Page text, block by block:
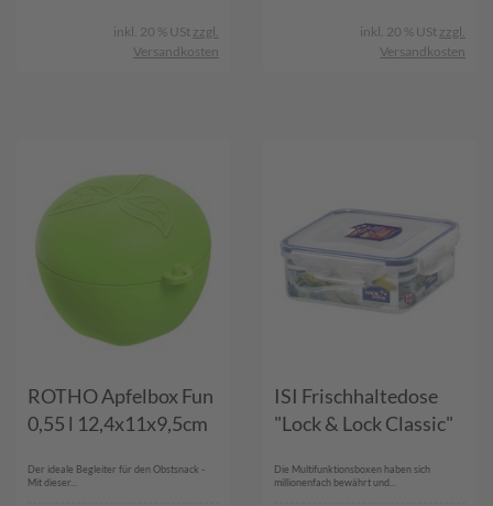
inkl. 20 % USt zzgl.
Versandkosten
inkl. 20 % USt zzgl.
Versandkosten
ROTHO Apfelbox Fun
0,55 l 12,4x11x9,5cm
Der ideale Begleiter für den Obstsnack -
Mit dieser...
ISI Frischhaltedose
"Lock & Lock Classic"
Die Multifunktionsboxen haben sich
millionenfach bewährt und...